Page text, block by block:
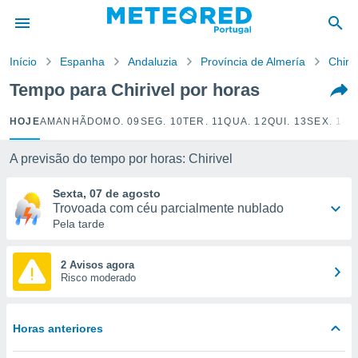
da
foi
as
fornecidas
forma
digital
recolhidas
Início Espanha Andaluzia Província de Almería
Tempo para Chirivel por horas
HOJEAMANHÃ DOMO. 09 SEG. 10TER. 11QUA. 12QUI. 13SEX. 14
A previsão do tempo por horas: Chirivel
Sexta, 07 de agosto
Trovoada com céu parcialmente nublado
Pela tarde
2 Avisos agora
Risco moderado
Horas anteriores